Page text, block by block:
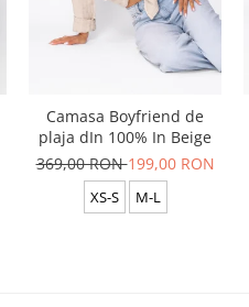
Camasa Boyfriend de
plaja dIn 100% In Beige
369,00 RON199,00 RON
XS-S M-L